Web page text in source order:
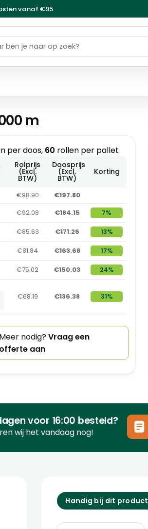
vanaf €95
m
per doos, 60 rollen per pallet
Rolprijs
(Excl.
BTW)
Doosprijs
(Excl.
BTW)
Korting
€98.90
€197.80
€92.08 €184.15 7%
€85.63 €171.26 13%
€81.84 €163.68 17%
€75.02 €150.03
24%
€68.19 €136.38 31%
Meer nodig?Vraag een
offerte aan
voor 16:00 besteld?
wij het vandaag nog!
Handig bij dit product